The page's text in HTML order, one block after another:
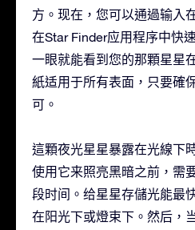
方。现在，您可以通過输入
在Star Finder应用程序中快
一眼就能看到您的那顆星星
紙适用于所有表面，只要確
可。
這顆夜光星星暴露在光線下
使用它来照亮黑暗之前，需
段时间。给星星存儲光能最
在阳光下或燈束下。然后，